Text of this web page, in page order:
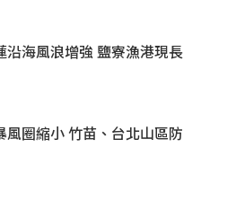
沿海風浪增強 鹽寮漁港現長
風圈縮小 竹苗、台北山區防